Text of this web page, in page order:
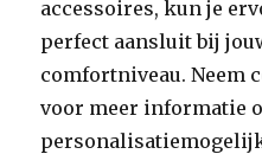
accessoires, kun je
perfect aansluit bij
comfortniveau. Neem
voor meer informatie